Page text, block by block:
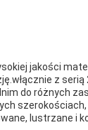
jakości
z
do różnych
lustrzane i